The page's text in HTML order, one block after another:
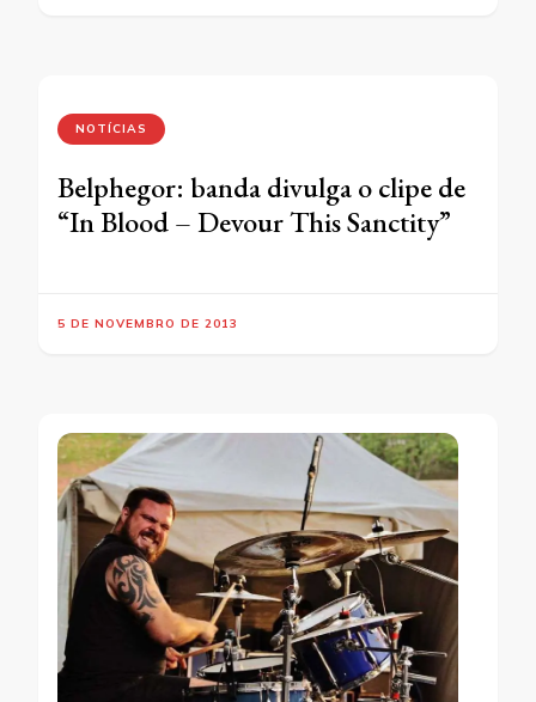
NOTÍCIAS
Belphegor: banda divulga o clipe de
“In Blood – Devour This Sanctity”
5 DE NOVEMBRO DE 2013